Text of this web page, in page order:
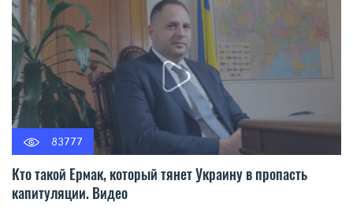
83777
Кто такой Ермак, который тянет Украину в пропасть
капитуляции. Видео